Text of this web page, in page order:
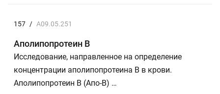
157 / A09.05.251
Аполипопротеин В
Исследование, направленное на определение
концентрации аполипопротеина В в крови.
Аполипопротеин B (Апо-В) …